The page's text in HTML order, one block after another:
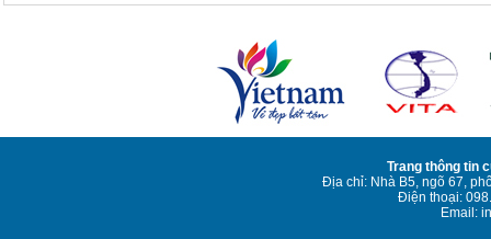
Trang thông tin
Địa chỉ: Nhà B5, ngõ 67,
Điện thoại:
Email: